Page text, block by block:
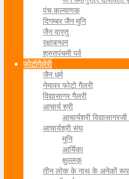
पंच कल्याणक
दिगम्बर जैन मुनि
जैन वास्तु
रक्षाबन्धन
श्रुतपंचमी पर्व
फोटोगैलेरी
जैन धर्म
नेमावर फोटो गैलरी
विद्यासागर गैलरी
आचार्य श्री
आचार्यश्री
आचार्यश्री संघ
मुनि
आर्यिका
क्षुल्लक
तीन लोक के नाथ के अनेकों